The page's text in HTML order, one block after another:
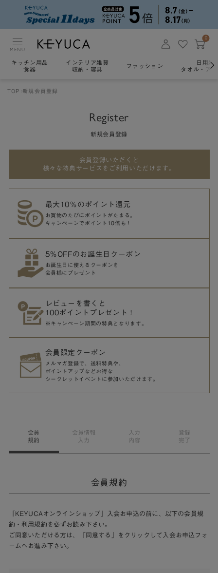
MENU
0
キッチン用品
食器
インテリア雑貨
収納・寝具
ファッション
日用雑
タオル・ア
TOP 新規会員登録
Register
新規会員登録
会員登録いただくと
様々な特典サービスをご利用いただけます。
最大10％のポイント還元
お買物のたびにポイントがたまる。
キャンペーンでポイント10倍も！
5％OFFのお誕生日クーポン
お誕生日に使えるクーポンを
会員様にプレゼント
レビューを書くと
100ポイントプレゼント！
※キャンペーン期間の特典となります。
会員限定クーポン
メルマガ登録で、送料特典や、
ポイントアップなどお得な
シークレットイベントに参加いただけます。
会員
規約
会員情報
入力
入力
内容
登録
完了
会員規約
「KEYUCAオンラインショップ」入会お申込の前に、以下の会員規
約・利用規約を必ずお読み下さい。
ご同意いただける方は、「同意する」をクリックして入会お申込フォ
ームへお進み下さい。